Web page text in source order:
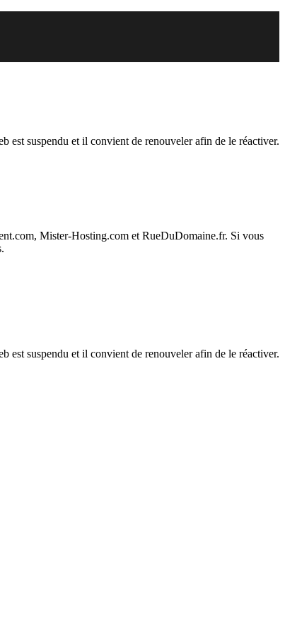
est suspendu et il convient de renouveler afin de le réactiver.
Mister-Hosting.com et RueDuDomaine.fr. Si vous
est suspendu et il convient de renouveler afin de le réactiver.